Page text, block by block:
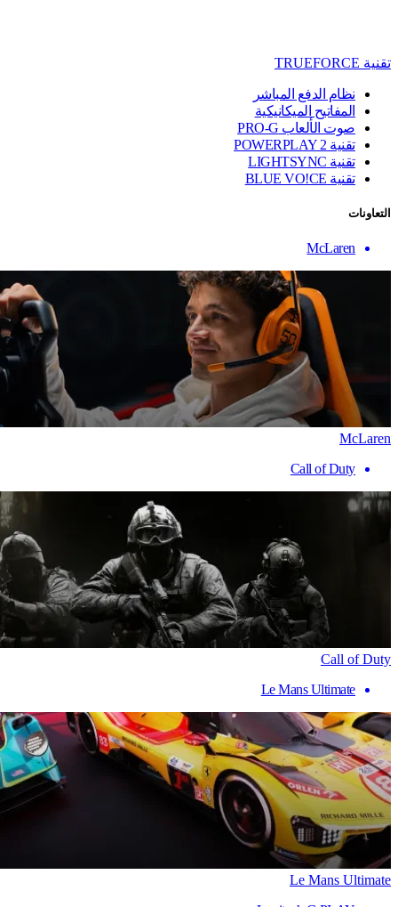
تقنية TRUEFORCE
نظام الدفع المباشر
المفاتيح الميكانيكية
صوت الألعاب PRO-G
تقنية ‏POWERPLAY 2
تقنية LIGHTSYNC
تقنية BLUE VO!CE
التعاونات
McLaren
McLaren
Call of Duty
Call of Duty
Le Mans Ultimate
Le Mans Ultimate